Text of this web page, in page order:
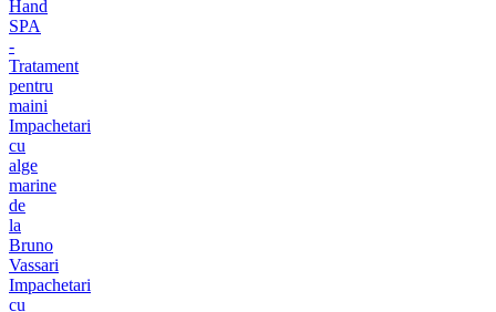
Hand
SPA
-
Tratament
pentru
maini
Impachetari
cu
alge
marine
de
la
Bruno
Vassari
Impachetari
cu